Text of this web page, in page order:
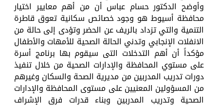
وأوضح الدكتور حسام عباس أن من أهم معايير اختيار
محافظة أسيوط هو وجود خصائص سكانية تعوق قاطرة
التنمية والتي تزداد بالريف عن الحضر وتؤدى إلى حالة من
الانفلات الإنجابي وتدني الحالة الصحية للأمهات والأطفال
مؤكداً أن أهم التدخلات التى سيقوم بها برنامج أسرة
على مستوي المحافظة والإدارات الصحية من خلال تنفيذ
دورات تدريب المدربين من مديرية الصحة والسكان وغيرهم
من المسؤولين المعنيين على مستوى المحافظة والإدارات
الصحية وتدريب المدربين وبناء قدرات فرق الإشراف